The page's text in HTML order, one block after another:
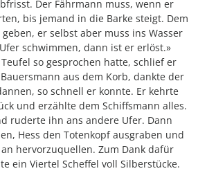
Der Fährmann muss, wenn er
bis jemand in die Barke steigt. Dem
er selbst aber muss ins Wasser
schwimmen, dann ist er erlöst.»
so gesprochen hatte, schlief er
aus dem Korb, dankte der
so schnell er konnte. Er kehrte
und erzählte dem Schiffsmann alles.
ruderte ihn ans andere Ufer. Dann
Hess den Totenkopf ausgraben und
hervorzuquellen. Zum Dank dafür
ein Viertel Scheffel voll Silberstücke.